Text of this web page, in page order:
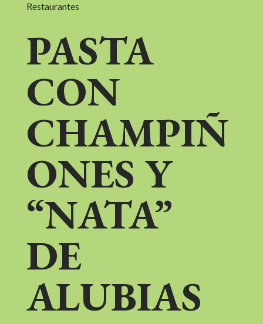
Restaurantes
PASTA
CON
CHAMPIÑ
ONES Y
“NATA”
DE
ALUBIAS